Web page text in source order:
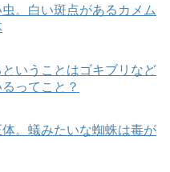
。白い斑点があるカメム
いうことはゴキブリなど
ってこと？
。蟻みたいな蜘蛛は毒が